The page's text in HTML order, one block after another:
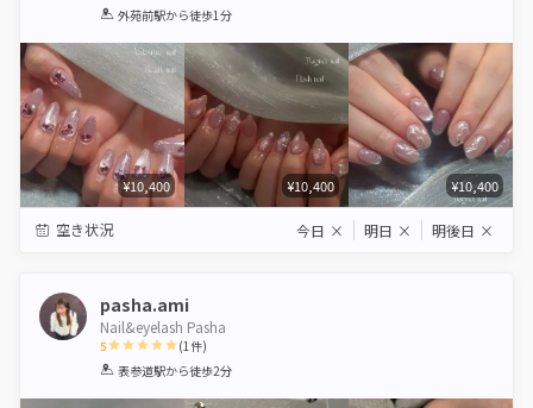
1 2 3 4 5
外苑前駅から徒歩1分
¥10,400 ¥10,400 ¥10,400
空き状況 今日 × 明日 × 明後日 ×
pasha.ami
Nail&eyelash Pasha
5
1 2 3 4 5
(1件)
表参道駅から徒歩2分